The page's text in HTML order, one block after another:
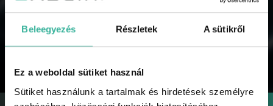
Beleegyezés Részletek A sütikről
Ez a weboldal sütiket használ
Sütiket használunk a tartalmak és hirdetések személyre
KÜLDÉS